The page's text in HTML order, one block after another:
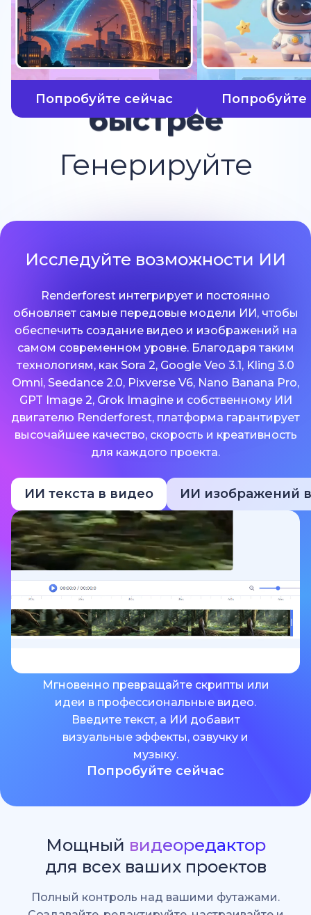
Попробуйте сейчас Попробуйте
Генерируйте
быстрее
Исследуйте возможности ИИ
Renderforest интегрирует и постоянно
обновляет самые передовые модели ИИ, чтобы
обеспечить создание видео и изображений на
самом современном уровне. Благодаря таким
технологиям, как Sora 2, Google Veo 3.1, Kling 3.0
Omni, Seedance 2.0, Pixverse V6, Nano Banana Pro,
GPT Image 2, Grok Imagine и собственному ИИ
двигателю Renderforest, платформа гарантирует
высочайшее качество, скорость и креативность
для каждого проекта.
ИИ текста в видео ИИ изображений
Мгновенно превращайте скрипты или
идеи в профессиональные видео.
Введите текст, а ИИ добавит
визуальные эффекты, озвучку и
музыку.
Попробуйте сейчас
Мощный видеоредактор
для всех ваших проектов
Полный контроль над вашими футажами.